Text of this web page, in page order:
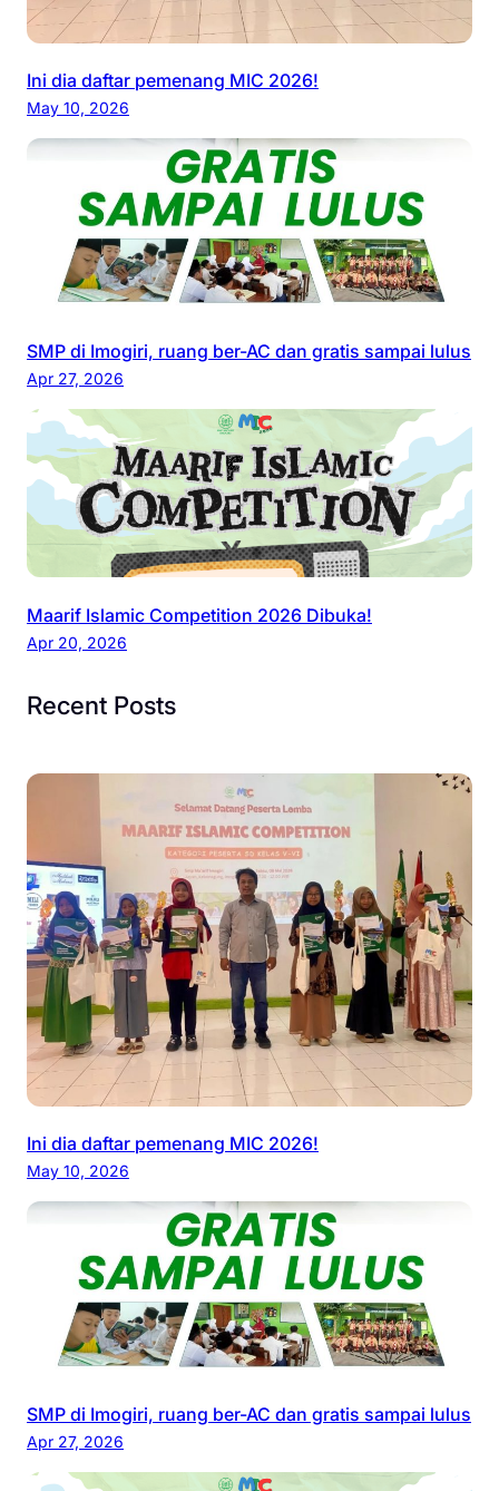
Ini dia daftar pemenang MIC 2026!
May 10, 2026
SMP di Imogiri, ruang ber-AC dan gratis sampai lulus
Apr 27, 2026
Maarif Islamic Competition 2026 Dibuka!
Apr 20, 2026
Recent Posts
Ini dia daftar pemenang MIC 2026!
May 10, 2026
SMP di Imogiri, ruang ber-AC dan gratis sampai lulus
Apr 27, 2026